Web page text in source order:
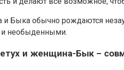
и Быка обычно рождаются
необыденными.
и женщина-Бык –